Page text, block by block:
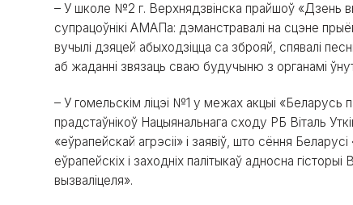
– У школе №2 г. Верхнядзвінска прайшоў «Дзень
супрацоўнікі АМАПа: дэманстравалі на сцэне
вучылі дзяцей абыходзіцца са зброяй, спявалі
аб жаданні звязаць сваю будучыню з органамі
– У гомельскім ліцэі №1 у межах акцыі
прадстаўнікоў Нацыянальнага сходу РБ Віталь
«еўрапейскай агрэсіі» і заявіў, што сёння
еўрапейскіх і заходніх палітыкаў адносна
вызваліцеля».